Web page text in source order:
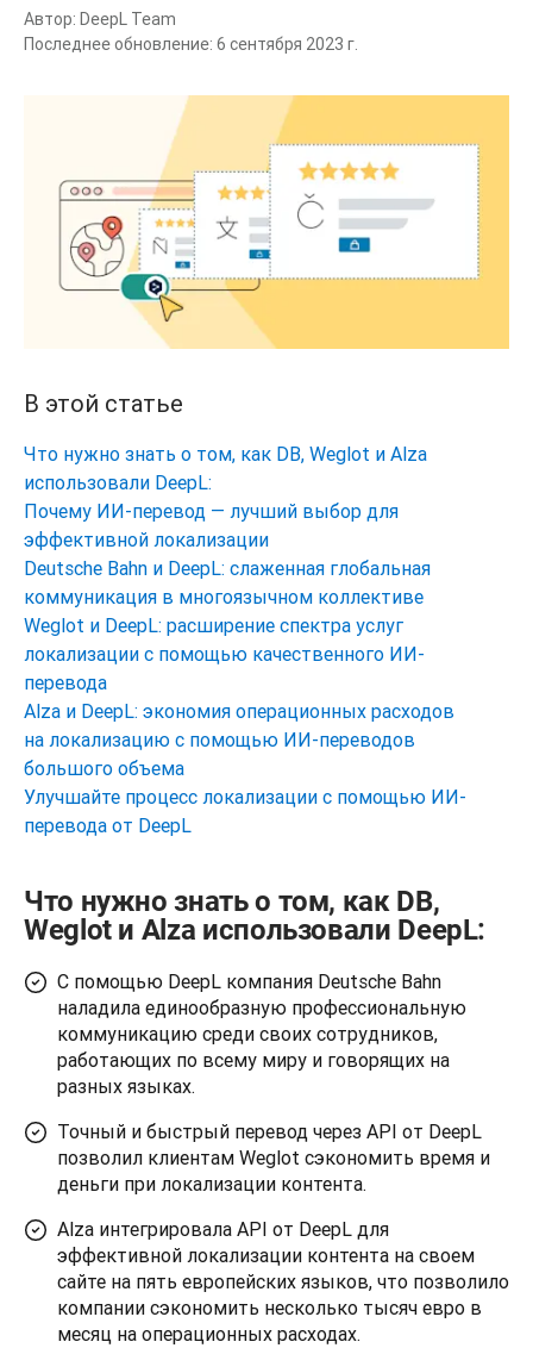
Автор: DeepL Team
Последнее обновление: 6 сентября 2023 г.
В этой статье
Что нужно знать о том, как DB, Weglot и Alza
использовали DeepL:
Почему ИИ-перевод — лучший выбор для
эффективной локализации
Deutsche Bahn и DeepL: слаженная глобальная
коммуникация в многоязычном коллективе
Weglot и DeepL: расширение спектра услуг
локализации с помощью качественного ИИ-
перевода
Alza и DeepL: экономия операционных расходов
на локализацию с помощью ИИ-переводов
большого объема
Улучшайте процесс локализации с помощью ИИ-
перевода от DeepL
Что нужно знать о том, как DB,
Weglot и Alza использовали DeepL:
С помощью DeepL компания Deutsche Bahn
наладила единообразную профессиональную
коммуникацию среди своих сотрудников,
работающих по всему миру и говорящих на
разных языках.
Точный и быстрый перевод через API от DeepL
позволил клиентам Weglot сэкономить время и
деньги при локализации контента.
Alza интегрировала API от DeepL для
эффективной локализации контента на своем
сайте на пять европейских языков, что позволило
компании сэкономить несколько тысяч евро в
месяц на операционных расходах.